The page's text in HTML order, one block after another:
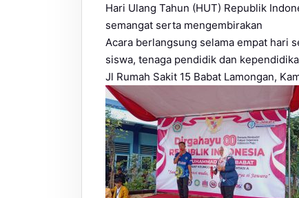
Hari Ulang Tahun (HUT) Republik
semangat serta mengembirakan
Acara berlangsung selama empat hari
siswa, tenaga pendidik dan
Jl Rumah Sakit 15 Babat Lamongan,